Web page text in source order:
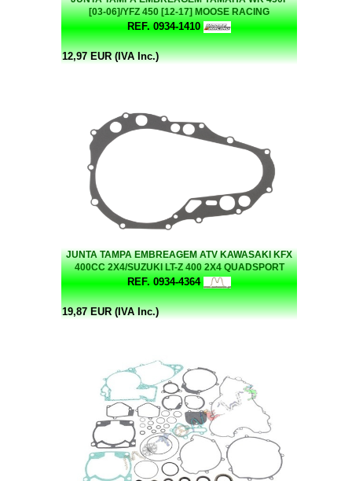
[03-06]/YFZ 450 [12-17] MOOSE RACING
REF. 0934-1410
12,97 EUR (IVA Inc.)
JUNTA TAMPA EMBREAGEM ATV KAWASAKI KFX
400CC 2X4/SUZUKI LT-Z 400 2X4 QUADSPORT
REF. 0934-4364
19,87 EUR (IVA Inc.)